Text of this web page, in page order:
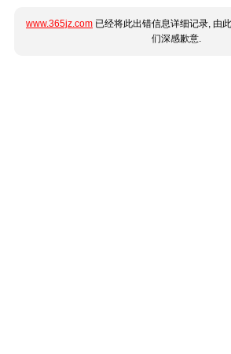
www.365jz.com 已经将此出错信息详细记录, 由
们深感歉意.